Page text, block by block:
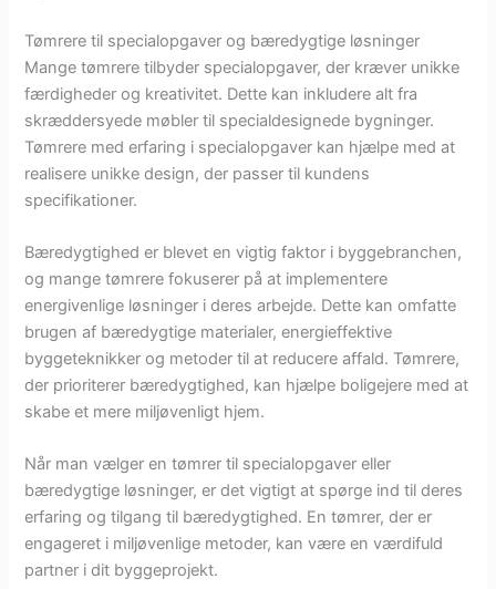
Tømrere til specialopgaver og bæredygtige løsninger
Mange tømrere tilbyder specialopgaver, der kræver unikke
færdigheder og kreativitet. Dette kan inkludere alt fra
skræddersyede møbler til specialdesignede bygninger.
Tømrere med erfaring i specialopgaver kan hjælpe med at
realisere unikke design, der passer til kundens
specifikationer.
Bæredygtighed er blevet en vigtig faktor i byggebranchen,
og mange tømrere fokuserer på at implementere
energivenlige løsninger i deres arbejde. Dette kan omfatte
brugen af bæredygtige materialer, energieffektive
byggeteknikker og metoder til at reducere affald. Tømrere,
der prioriterer bæredygtighed, kan hjælpe boligejere med at
skabe et mere miljøvenligt hjem.
Når man vælger en tømrer til specialopgaver eller
bæredygtige løsninger, er det vigtigt at spørge ind til deres
erfaring og tilgang til bæredygtighed. En tømrer, der er
engageret i miljøvenlige metoder, kan være en værdifuld
partner i dit byggeprojekt.